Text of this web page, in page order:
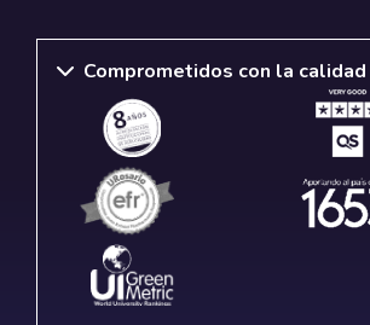
Comprometidos con la calidad